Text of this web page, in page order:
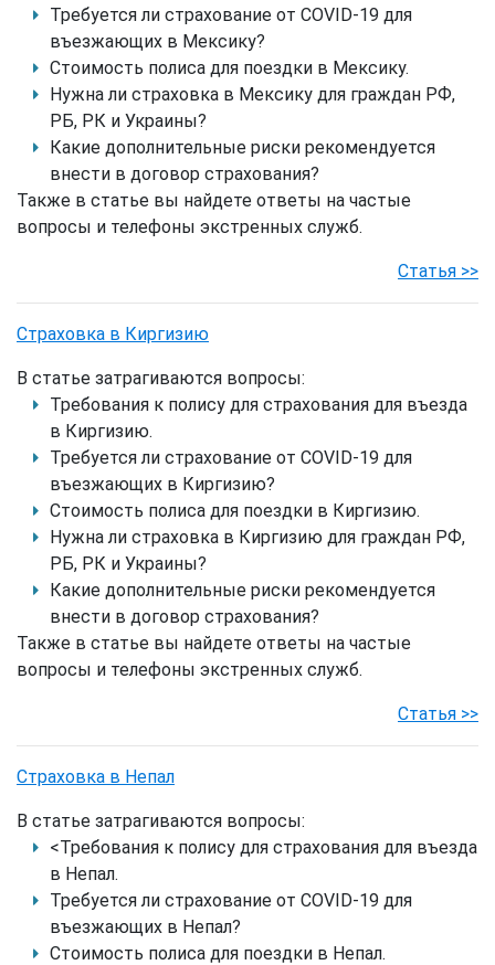
Требуется ли страхование от COVID-19 для
въезжающих в Мексику?
Стоимость полиса для поездки в Мексику.
Нужна ли страховка в Мексику для граждан РФ,
РБ, РК и Украины?
Какие дополнительные риски рекомендуется
внести в договор страхования?
Также в статье вы найдете ответы на частые
вопросы и телефоны экстренных служб.
Статья >>
Страховка в Киргизию
В статье затрагиваются вопросы:
Требования к полису для страхования для въезда
в Киргизию.
Требуется ли страхование от COVID-19 для
въезжающих в Киргизию?
Стоимость полиса для поездки в Киргизию.
Нужна ли страховка в Киргизию для граждан РФ,
РБ, РК и Украины?
Какие дополнительные риски рекомендуется
внести в договор страхования?
Также в статье вы найдете ответы на частые
вопросы и телефоны экстренных служб.
Статья >>
Страховка в Непал
В статье затрагиваются вопросы:
<Требования к полису для страхования для въезда
в Непал.
Требуется ли страхование от COVID-19 для
въезжающих в Непал?
Стоимость полиса для поездки в Непал.